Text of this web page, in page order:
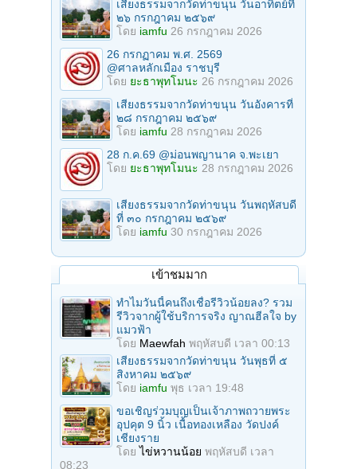
เสียงธรรมจากวัดท่าขนุน วันอาทิตย์ที่
๒๖ กรกฎาคม ๒๕๖๙
โดย iamfu 26 กรกฎาคม 2026
26 กรกฏาคม พ.ศ. 2569
@ศาลหลักเมือง ราชบุรี
โดย ยะธาพุทโมนะ 26 กรกฎาคม 2026
เสียงธรรมจากวัดท่าขนุน วันอังคารที่
๒๘ กรกฎาคม ๒๕๖๙
โดย iamfu 28 กรกฎาคม 2026
28 ก.ค.69 @ม่อนพญานาค จ.พะเยา
โดย ยะธาพุทโมนะ 28 กรกฎาคม 2026
เสียงธรรมจากวัดท่าขนุน วันพฤหัสบดี
ที่ ๓๐ กรกฎาคม ๒๕๖๙
โดย iamfu 30 กรกฎาคม 2026
เข้าชมมาก
ทำไมวันนี้คนถึงเชื่อรีวิวน้อยลง? รวม
รีวิวจากผู้ใช้บริการจริง ญาณฮีลใจ by
แมวฟ้า
โดย Maewfah พฤหัสบดี เวลา 00:13
เสียงธรรมจากวัดท่าขนุน วันพุธที่ ๕
สิงหาคม ๒๕๖๙
โดย iamfu พุธ เวลา 19:48
ขอเชิญร่วมบุญเป็นเจ้าภาพถวายพระ
อุปคุต 9 นิ้ว เนื้อทองเหลือง วัดปงค์
เชียงราย
โดยไข่หวานน้อย พฤหัสบดี เวลา
08:23